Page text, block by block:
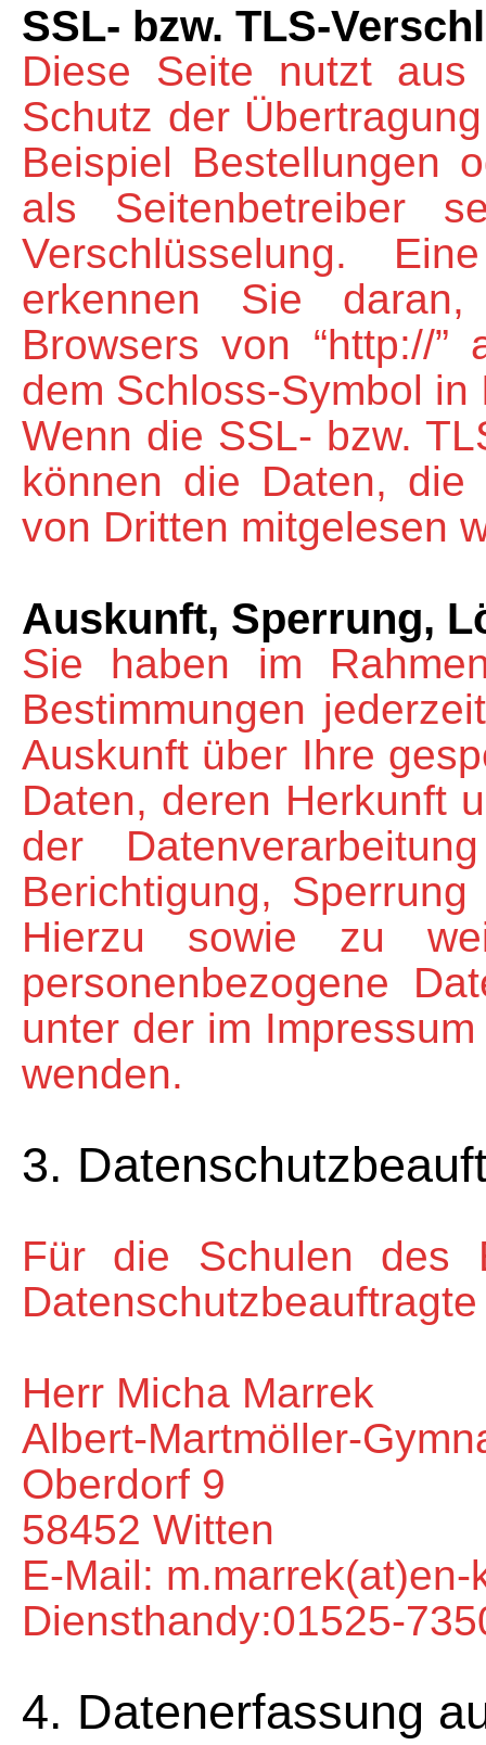
SSL- bzw. TLS-
Diese Seite nutzt aus
Schutz der
Beispiel Bestellungen
als Seitenbetreiber
Verschlüsselung.
erkennen Sie
Browsers von “http://”
dem Schloss-Symbol
Wenn die SSL- bzw.
können die Daten,
von Dritten mitgelesen
Auskunft, Sperrung,
Sie haben im
Bestimmungen
Auskunft über Ihre
Daten, deren Herkunft
der
Berichtigung,
Hierzu sowie zu
personenbezogene
unter der im
wenden.
3.
Für die Schulen des
Herr Micha Marrek
Albert-Martmöller-
Oberdorf 9
58452 Witten
E-Mail: m.marrek(at)en-
Diensthandy:01525-
4. Datenerfassung